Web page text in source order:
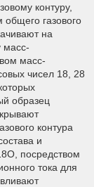
контуру,
газового
на
масс-
масс-
чисел 18, 28
образец
контура
и
посредством
тока для